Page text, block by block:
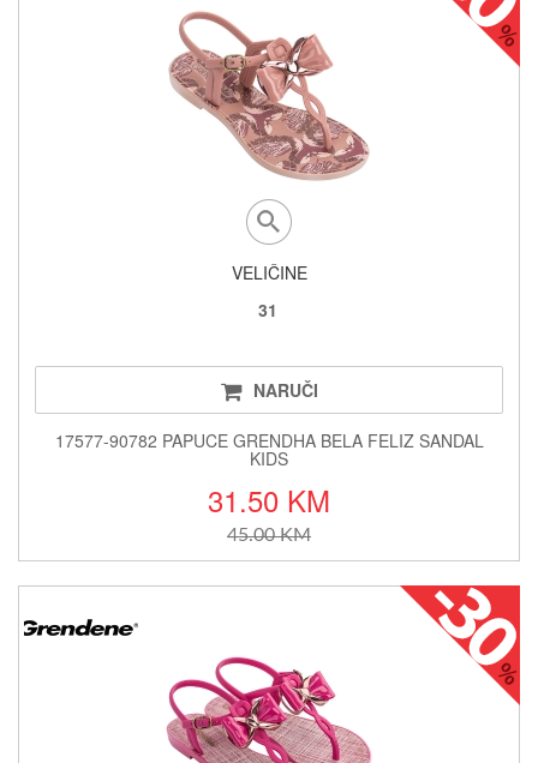
VELIČINE
31
NARUČI
17577-90782 PAPUCE GRENDHA BELA FELIZ SANDAL
KIDS
31.50 KM
45.00 KM